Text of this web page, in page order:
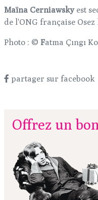
Maïna Cerniawskyest
de l'ONG française Osez
Photo : © Fatma Çıngı
partager sur facebook
Offrez un